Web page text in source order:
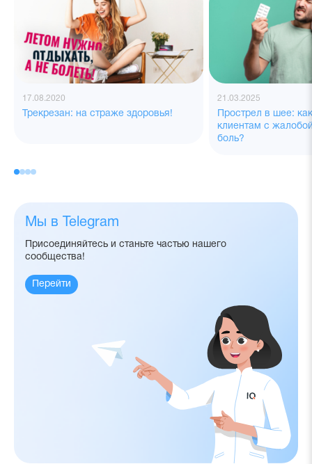
17.08.2020
Трекрезан: на страже здоровья!
21.03.2025
Прострел в шее:
клиентам с
боль?
Мы в Telegram
Присоединяйтесь и станьте частью нашего
сообщества!
Перейти